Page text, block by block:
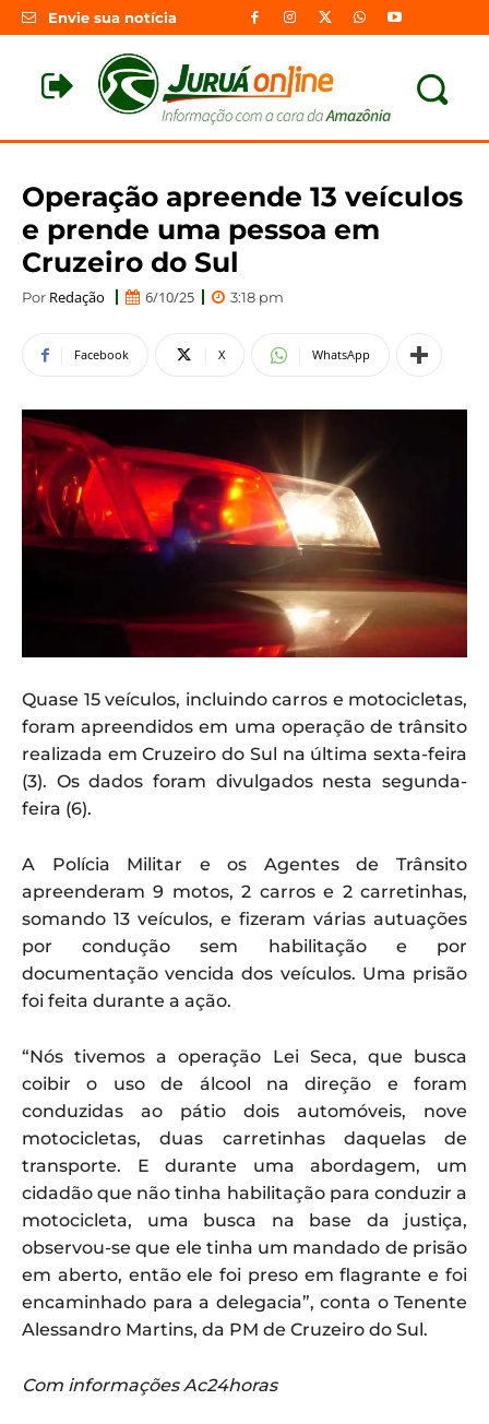
Envie sua notícia
Operação apreende 13 veículos
e prende uma pessoa em
Cruzeiro do Sul
Por Redação 6/10/25 3:18 pm
Facebook X WhatsApp
Quase 15 veículos, incluindo carros e motocicletas,
foram apreendidos em uma operação de trânsito
realizada em Cruzeiro do Sul na última sexta-feira
(3). Os dados foram divulgados nesta segunda-
feira (6).
A Polícia Militar e os Agentes de Trânsito
apreenderam 9 motos, 2 carros e 2 carretinhas,
somando 13 veículos, e fizeram várias autuações
por condução sem habilitação e por
documentação vencida dos veículos. Uma prisão
foi feita durante a ação.
“Nós tivemos a operação Lei Seca, que busca
coibir o uso de álcool na direção e foram
conduzidas ao pátio dois automóveis, nove
motocicletas, duas carretinhas daquelas de
transporte. E durante uma abordagem, um
cidadão que não tinha habilitação para conduzir a
motocicleta, uma busca na base da justiça,
observou-se que ele tinha um mandado de prisão
em aberto, então ele foi preso em flagrante e foi
encaminhado para a delegacia”, conta o Tenente
Alessandro Martins, da PM de Cruzeiro do Sul.
Com informações Ac24horas